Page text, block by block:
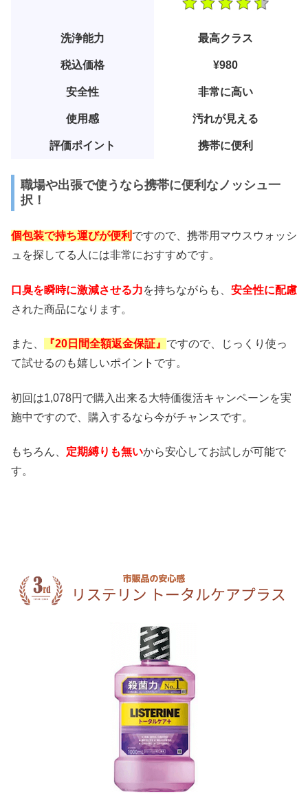
洗浄能力 最高クラス
税込価格 ¥980
安全性 非常に高い
使用感 汚れが見える
評価ポイント 携帯に便利
職場や出張で使うなら携帯に便利なノッシュ一
択！
個包装で持ち運びが便利 ですので、携帯用マウスウォッシ
ュを探してる人には非常におすすめです。
口臭を瞬時に激減させる力を持ちながらも、 安全性に配慮
された商品になります。
また、 『20日間全額返金保証』 ですので、じっくり使っ
て試せるのも嬉しいポイントです。
初回は1,078円で購入出来る大特価復活キャンペーンを実
施中ですので、購入するなら今がチャンスです。
もちろん、 定期縛りも無いから安心してお試しが可能で
す。